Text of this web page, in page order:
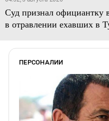
Суд признал официантку
в отравлении ехавших в
ПЕРСОНАЛИИ